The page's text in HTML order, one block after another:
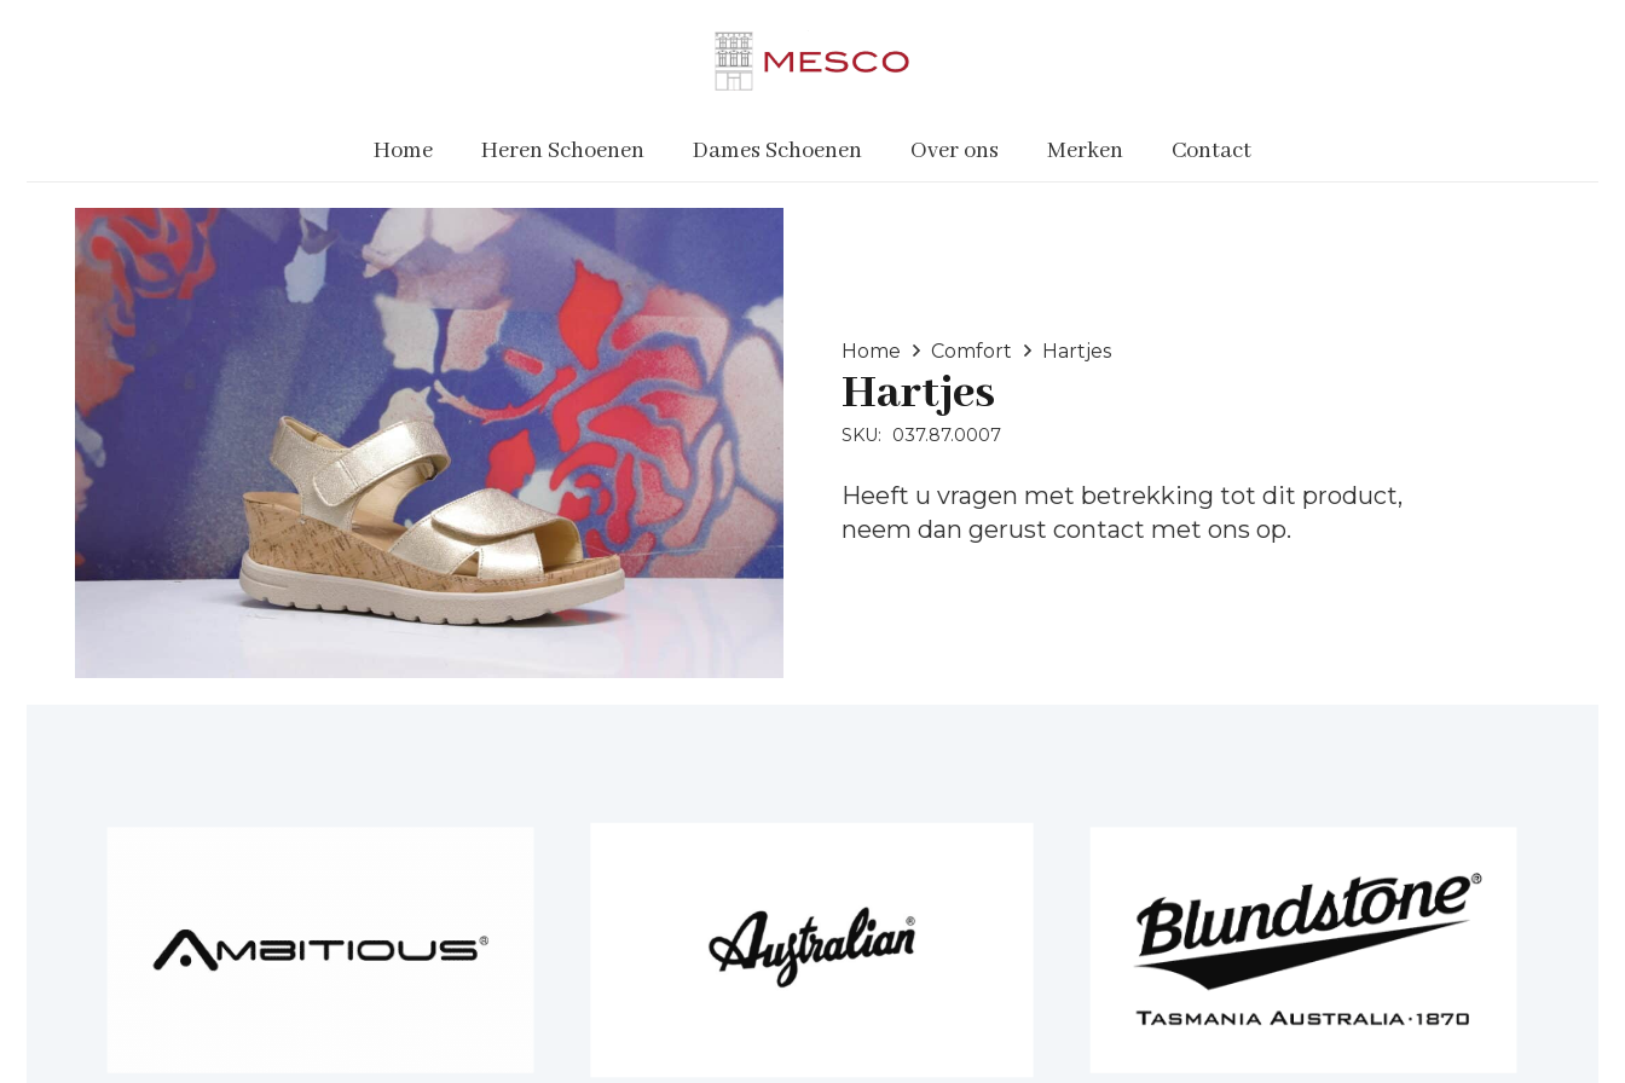
Home Heren Schoenen Dames Schoenen Over ons Merken Contact
Home Comfort Hartjes
Hartjes
SKU: 037.87.0007
Heeft u vragen met betrekking tot dit product,
neem dan gerust contact met ons op.